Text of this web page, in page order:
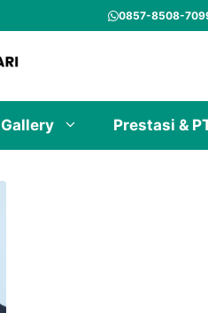
0857-8508-
Gallery Prestasi &